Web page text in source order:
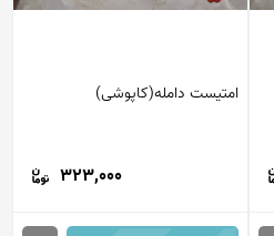
امتیست دامله(کاپوشی)
323,000